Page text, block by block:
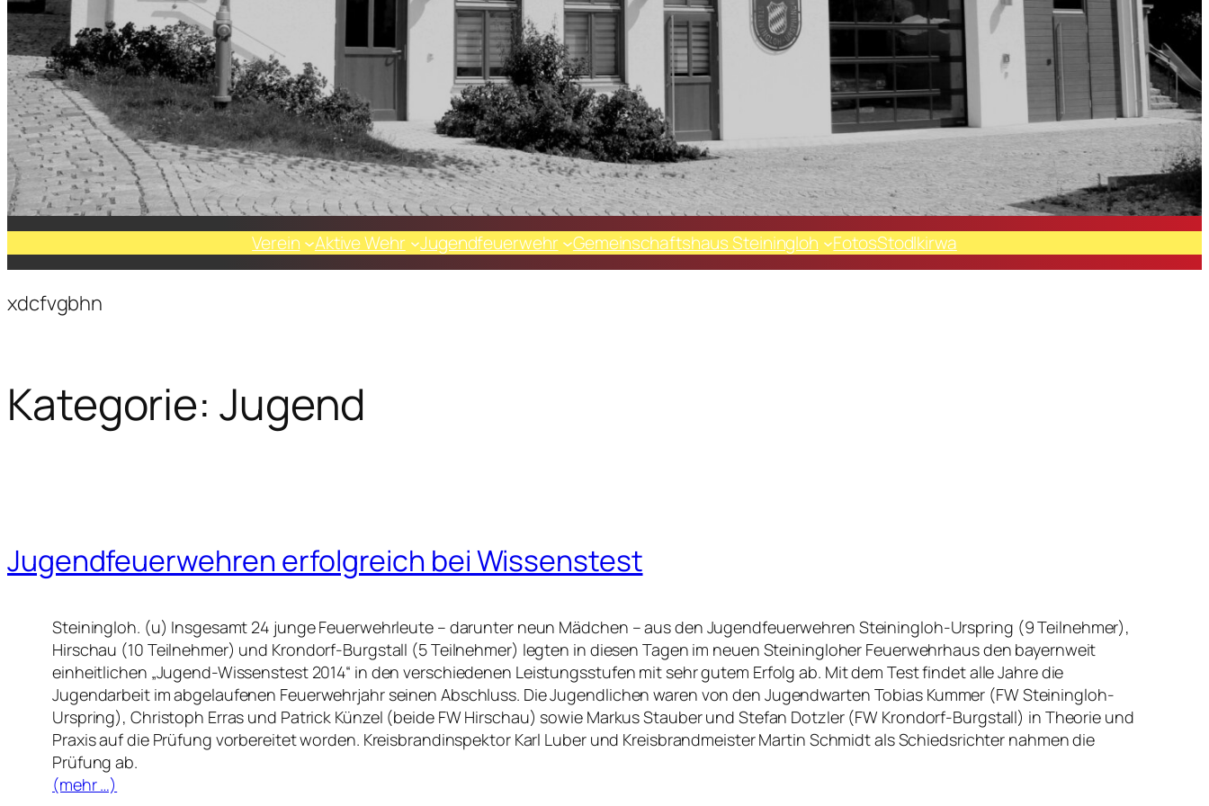
Verein Aktive Wehr Jugendfeuerwehr Gemeinschaftshaus Steiningloh FotosStodlkirwa
xdcfvgbhn
Kategorie: Jugend
Jugendfeuerwehren erfolgreich bei Wissenstest
Steiningloh. (u) Insgesamt 24 junge Feuerwehrleute – darunter neun Mädchen – aus den Jugendfeuerwehren Steiningloh-Urspring (9 Teilnehmer),
Hirschau (10 Teilnehmer) und Krondorf-Burgstall (5 Teilnehmer) legten in diesen Tagen im neuen Steiningloher Feuerwehrhaus den bayernweit
einheitlichen „Jugend-Wissenstest 2014“ in den verschiedenen Leistungsstufen mit sehr gutem Erfolg ab. Mit dem Test findet alle Jahre die
Jugendarbeit im abgelaufenen Feuerwehrjahr seinen Abschluss. Die Jugendlichen waren von den Jugendwarten Tobias Kummer (FW Steiningloh-
Urspring), Christoph Erras und Patrick Künzel (beide FW Hirschau) sowie Markus Stauber und Stefan Dotzler (FW Krondorf-Burgstall) in Theorie und
Praxis auf die Prüfung vorbereitet worden. Kreisbrandinspektor Karl Luber und Kreisbrandmeister Martin Schmidt als Schiedsrichter nahmen die
Prüfung ab.
(mehr …)